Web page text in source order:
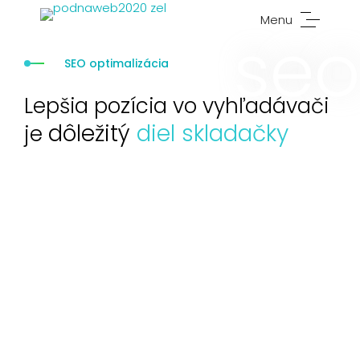
Menu
SEO optimalizácia
Lepšia pozícia vo vyhľadávači
je dôležitý diel skladačky